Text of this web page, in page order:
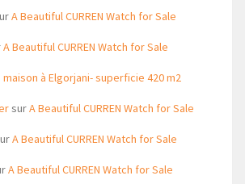
A Beautiful CURREN Watch for Sale
A Beautiful CURREN Watch for Sale
maison à Elgorjani- superficie 420 m2
surA Beautiful CURREN Watch for Sale
A Beautiful CURREN Watch for Sale
A Beautiful CURREN Watch for Sale